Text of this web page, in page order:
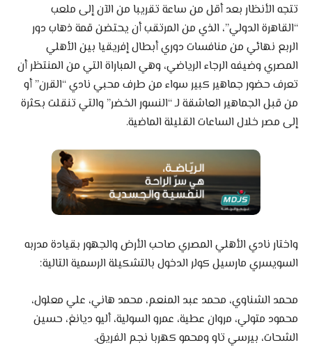
تتجه الأنظار بعد أقل من ساعة تقريبا من الآن إلى ملعب
“القاهرة الدولي”، الذي من المرتقب أن يحتضن قمة ذهاب دور
الربع نهائي من منافسات دوري أبطال إفريقيا بين الأهلي
المصري وضيفه الرجاء الرياضي، وهي المباراة التي من المنتظر أن
تعرف حضور جماهير كبير سواء من طرف محبي نادي “القرن” أو
من قبل الجماهير العاشقة لـ “النسور الخضر” والتي تنقلت بكثرة
إلى مصر خلال الساعات القليلة الماضية.
واختار نادي الأهلي المصري صاحب الأرض والجهور بقيادة مدربه
السويسري مارسيل كولر الدخول بالتشكيلة الرسمية التالية:
محمد الشناوي، محمد عبد المنعم، محمد هاني، علي معلول،
محمود متولي، مروان عطية، عمرو السولية، أليو ديانغ، حسين
الشحات، بيرسي تاو ومحمو كهربا نجم الفريق.